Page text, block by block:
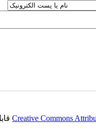
Creative Commons